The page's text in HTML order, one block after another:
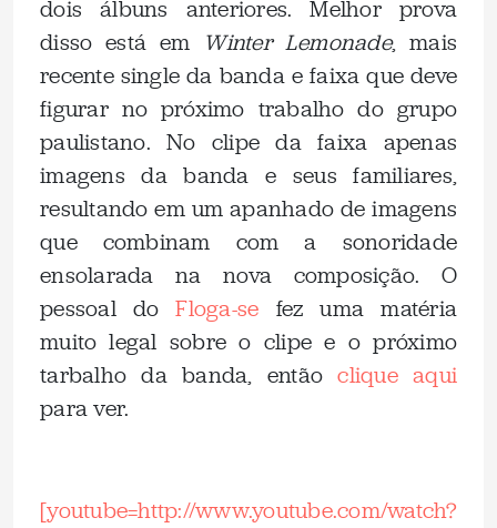
dois álbuns anteriores. Melhor prova
disso está em Winter Lemonade, mais
recente single da banda e faixa que deve
figurar no próximo trabalho do grupo
paulistano. No clipe da faixa apenas
imagens da banda e seus familiares,
resultando em um apanhado de imagens
que combinam com a sonoridade
ensolarada na nova composição. O
pessoal doFloga-se fez uma matéria
muito legal sobre o clipe e o próximo
tarbalho da banda, entãoclique aqui
para ver.
[youtube=http://www.youtube.com/watch?